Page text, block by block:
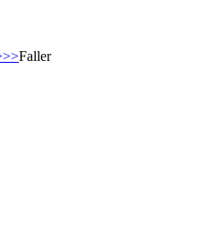
Faller